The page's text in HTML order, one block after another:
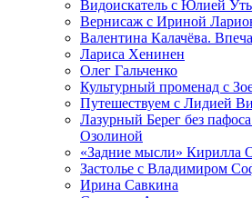
Видоискатель с Юлией
Вернисаж с Ириной
Валентина Калачёва.
Лариса Хенинен
Олег Гальченко
Культурный променад с
Путешествуем с Лидией
Лазурный Берег без
Озолиной
«Задние мысли» Кирилла
Застолье с Владимиром
Ирина Савкина